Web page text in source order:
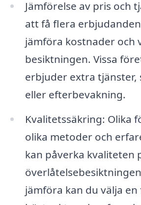
Jämförelse av pris och
att få flera
jämföra kostnader och
besiktningen. Vissa
erbjuder extra
eller efterbevakning.
Kvalitetssäkring: Olika
olika metoder och
kan påverka kvaliteten
jämföra kan du välja